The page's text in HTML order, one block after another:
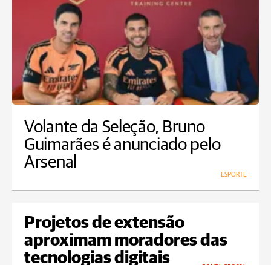
Volante da Seleção, Bruno
Guimarães é anunciado pelo
Arsenal
ESPORTE
Projetos de extensão
aproximam moradores das
tecnologias digitais